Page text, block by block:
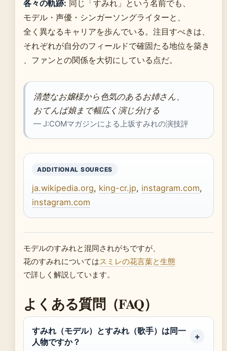
各々の軌跡: 同じ「すみれ」という名前でも、
モデル・声優・シンガーソングライターと、
全く異なるキャリアを歩んでいる。注目すべきは、
それぞれが自分のフィールドで確固たる地位を築き
、ファンとの関係を大切にしている点だ。
清楚なお嬢様から色気のあるお姉さん、
おてんば娘まで幅広く演じ分ける
— J:COMマガジンによる上坂すみれの演技評
ADDITIONAL SOURCES
ja.wikipedia.org, king-cr.jp, instagram.com,
instagram.com
モデルのすみれと混同されがちですが、
花のすみれについてはスミレの花言葉と生態
で詳しく解説しています。
よくある質問（FAQ）
すみれ（モデル）とすみれ（歌手）は同一
人物ですか？